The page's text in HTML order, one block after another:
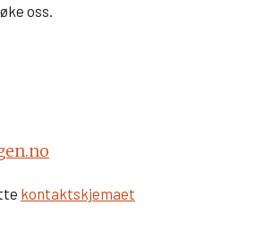
oss.
kontaktskjemaet